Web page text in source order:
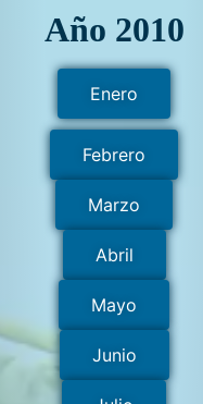
Año 2010
Enero
Febrero
Marzo
Abril
Mayo
Junio